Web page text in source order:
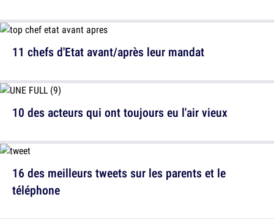
10 des acteurs qui ont toujours eu l'air vieux
11 chefs d'Etat avant/après leur mandat
16 des meilleurs tweets sur les parents et le
téléphone